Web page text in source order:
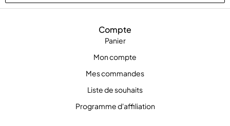
Compte
Panier
Mon compte
Mes commandes
Liste de souhaits
Programme d'affiliation